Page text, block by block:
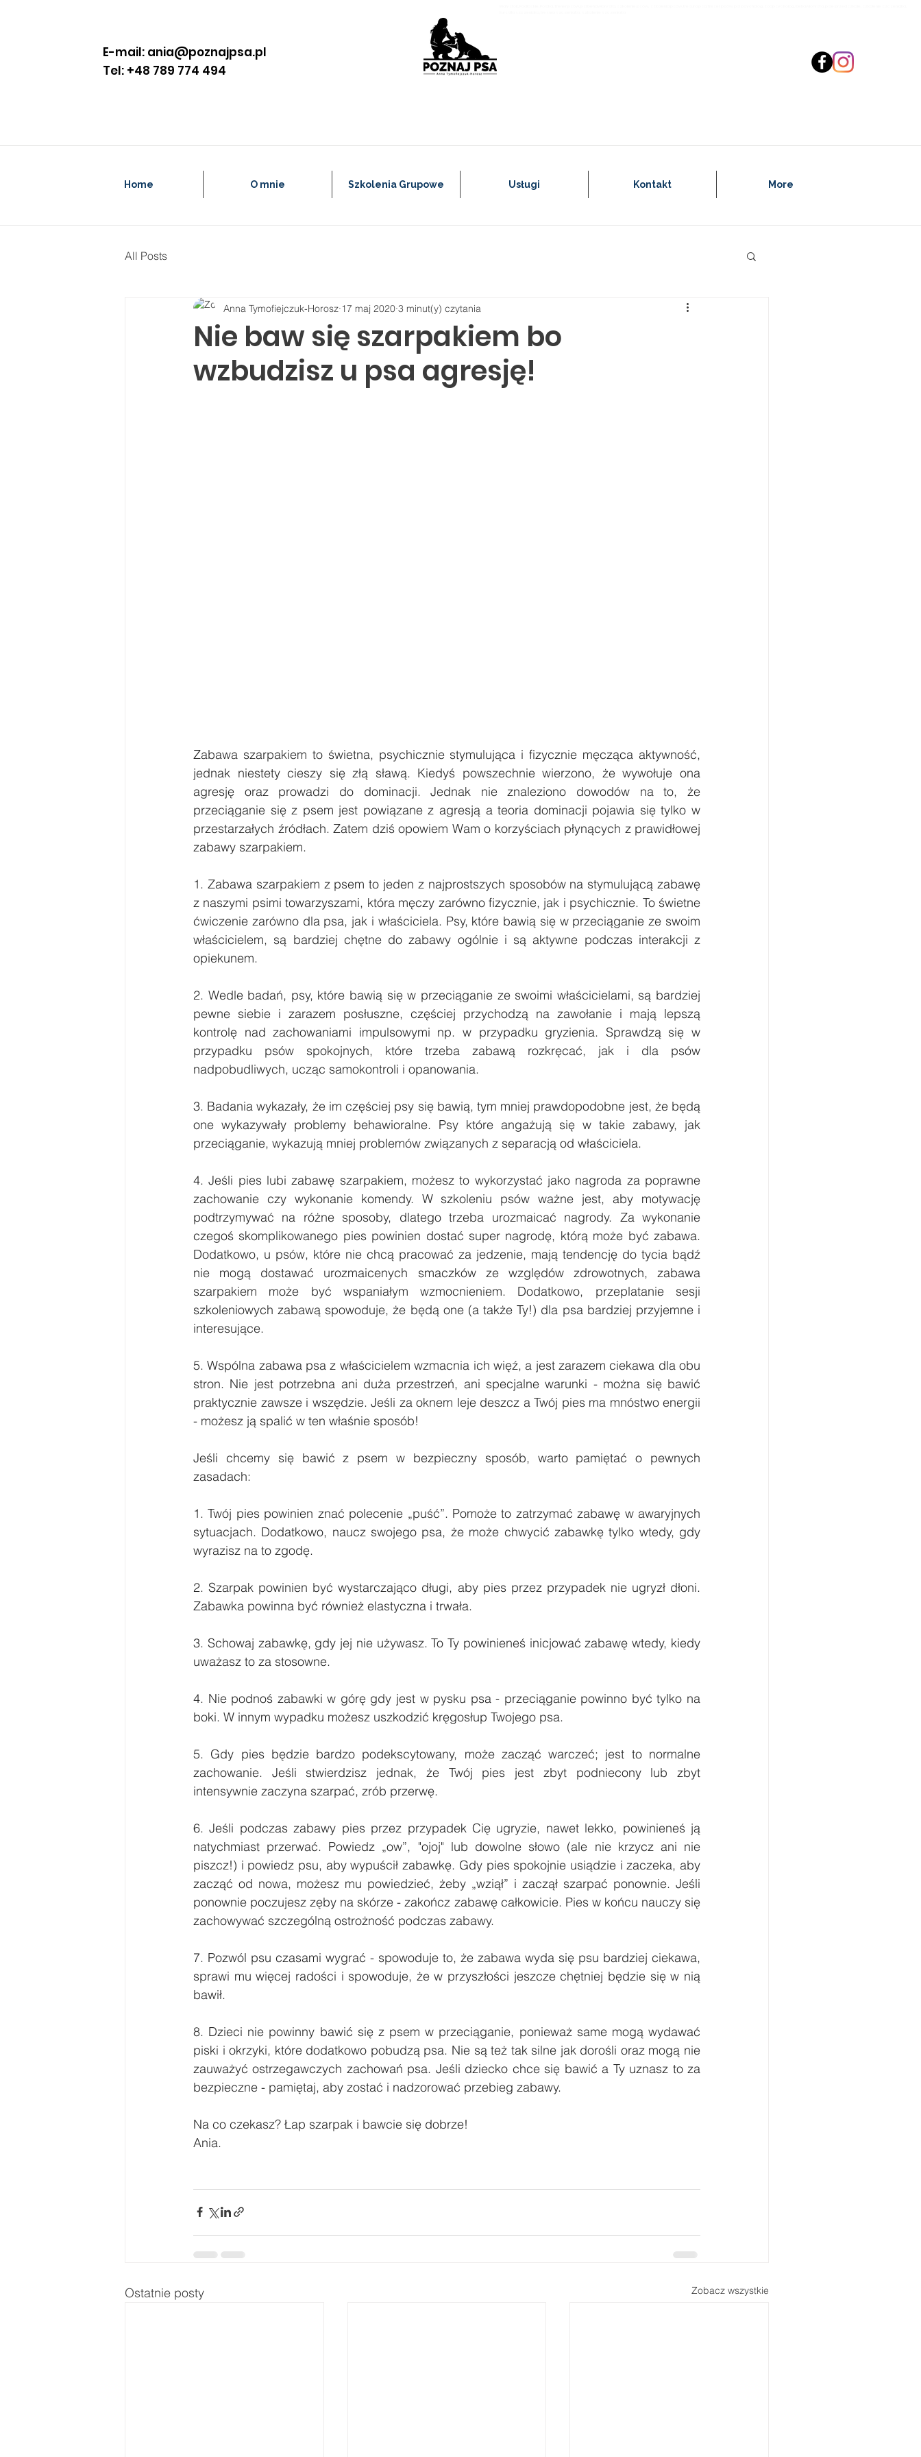
E-mail: ania@poznajpsa.pl
Tel: +48 789 774 494
Home O mnie Szkolenia Grupowe Usługi Kontakt More
All Posts
Nie baw się szarpakiem bo
wzbudzisz u psa agresję!
Anna Tymofiejczuk-Horosz 17 maj 2020 3 minut(y) czytania
Zabawa szarpakiem to świetna, psychicznie stymulująca i fizycznie męcząca aktywność,
jednak niestety cieszy się złą sławą. Kiedyś powszechnie wierzono, że wywołuje ona
agresję oraz prowadzi do dominacji. Jednak nie znaleziono dowodów na to, że
przeciąganie się z psem jest powiązane z agresją a teoria dominacji pojawia się tylko w
przestarzałych źródłach. Zatem dziś opowiem Wam o korzyściach płynących z prawidłowej
zabawy szarpakiem.
1. Zabawa szarpakiem z psem to jeden z najprostszych sposobów na stymulującą zabawę
z naszymi psimi towarzyszami, która męczy zarówno fizycznie, jak i psychicznie. To świetne
ćwiczenie zarówno dla psa, jak i właściciela. Psy, które bawią się w przeciąganie ze swoim
właścicielem, są bardziej chętne do zabawy ogólnie i są aktywne podczas interakcji z
opiekunem.
2. Wedle badań, psy, które bawią się w przeciąganie ze swoimi właścicielami, są bardziej
pewne siebie i zarazem posłuszne, częściej przychodzą na zawołanie i mają lepszą
kontrolę nad zachowaniami impulsowymi np. w przypadku gryzienia. Sprawdzą się w
przypadku psów spokojnych, które trzeba zabawą rozkręcać, jak i dla psów
nadpobudliwych, ucząc samokontroli i opanowania.
3. Badania wykazały, że im częściej psy się bawią, tym mniej prawdopodobne jest, że będą
one wykazywały problemy behawioralne. Psy które angażują się w takie zabawy, jak
przeciąganie, wykazują mniej problemów związanych z separacją od właściciela.
4. Jeśli pies lubi zabawę szarpakiem, możesz to wykorzystać jako nagroda za poprawne
zachowanie czy wykonanie komendy. W szkoleniu psów ważne jest, aby motywację
podtrzymywać na różne sposoby, dlatego trzeba urozmaicać nagrody. Za wykonanie
czegoś skomplikowanego pies powinien dostać super nagrodę, którą może być zabawa.
Dodatkowo, u psów, które nie chcą pracować za jedzenie, mają tendencję do tycia bądź
nie mogą dostawać urozmaicenych smaczków ze względów zdrowotnych, zabawa
szarpakiem może być wspaniałym wzmocnieniem. Dodatkowo, przeplatanie sesji
szkoleniowych zabawą spowoduje, że będą one (a także Ty!) dla psa bardziej przyjemne i
interesujące.
5. Wspólna zabawa psa z właścicielem wzmacnia ich więź, a jest zarazem ciekawa dla obu
stron. Nie jest potrzebna ani duża przestrzeń, ani specjalne warunki - można się bawić
praktycznie zawsze i wszędzie. Jeśli za oknem leje deszcz a Twój pies ma mnóstwo energii
- możesz ją spalić w ten właśnie sposób!
Jeśli chcemy się bawić z psem w bezpieczny sposób, warto pamiętać o pewnych
zasadach:
1. Twój pies powinien znać polecenie „puść”. Pomoże to zatrzymać zabawę w awaryjnych
sytuacjach. Dodatkowo, naucz swojego psa, że ​​może chwycić zabawkę tylko wtedy, gdy
wyrazisz na to zgodę.
2. Szarpak powinien być wystarczająco długi, aby pies przez przypadek nie ugryzł dłoni.
Zabawka powinna być również elastyczna i trwała.
3. Schowaj zabawkę, gdy jej nie używasz. To Ty powinieneś inicjować zabawę wtedy, kiedy
uważasz to za stosowne.
4. Nie podnoś zabawki w górę gdy jest w pysku psa - przeciąganie powinno być tylko na
boki. W innym wypadku możesz uszkodzić kręgosłup Twojego psa.
5. Gdy pies będzie bardzo podekscytowany, może zacząć warczeć; jest to normalne
zachowanie. Jeśli stwierdzisz jednak, że Twój pies jest zbyt podniecony lub zbyt
intensywnie zaczyna szarpać, zrób przerwę.
6. Jeśli podczas zabawy pies przez przypadek Cię ugryzie, nawet lekko, powinieneś ją
natychmiast przerwać. Powiedz „ow”, "ojoj" lub dowolne słowo (ale nie krzycz ani nie
piszcz!) i powiedz psu, aby wypuścił zabawkę. Gdy pies spokojnie usiądzie i zaczeka, aby
zacząć od nowa, możesz mu powiedzieć, żeby „wziął” i zaczął szarpać ponownie. Jeśli
ponownie poczujesz zęby na skórze - zakończ zabawę całkowicie. Pies w końcu nauczy się
zachowywać szczególną ostrożność podczas zabawy.
7. Pozwól psu czasami wygrać - spowoduje to, że zabawa wyda się psu bardziej ciekawa,
sprawi mu więcej radości i spowoduje, że w przyszłości jeszcze chętniej będzie się w nią
bawił.
8. Dzieci nie powinny bawić się z psem w przeciąganie, ponieważ same mogą wydawać
piski i okrzyki, które dodatkowo pobudzą psa. Nie są też tak silne jak dorośli oraz mogą nie
zauważyć ostrzegawczych zachowań psa. Jeśli dziecko chce się bawić a Ty uznasz to za
bezpieczne - pamiętaj, aby zostać i nadzorować przebieg zabawy.
Na co czekasz? Łap szarpak i bawcie się dobrze!
Ania.
Ostatnie posty Zobacz wszystkie